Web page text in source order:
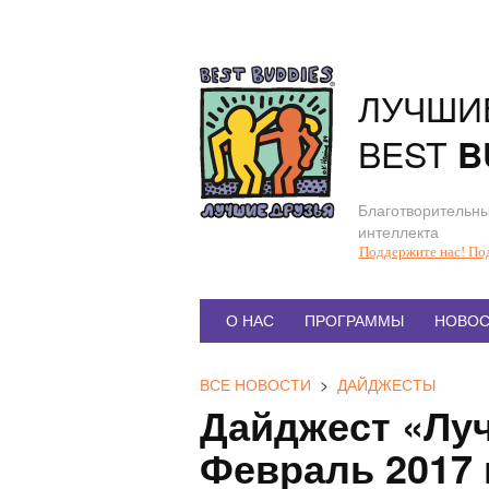
к
содержанию
BEST
интеллекта
Поддержите нас!
Главное
О НАС ПРОГРАММЫ
ВСЕ НОВОСТИ > ДАЙДЖЕСТЫ
Дайджест
Февраль 2017